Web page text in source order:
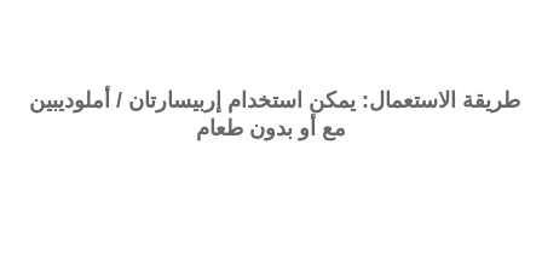
طريقة الاستعمال: يمكن استخدام إربيسارتان / أملوديبين
مع أو بدون طعام